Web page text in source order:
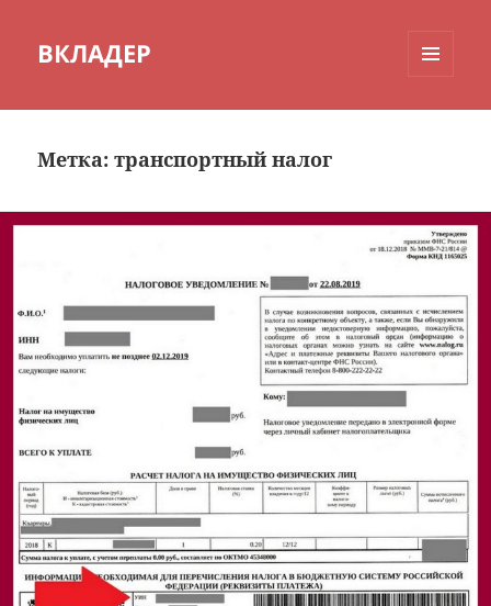
ВКЛАДЕР
Метка:транспортный налог